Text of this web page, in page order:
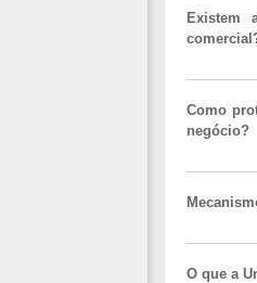
Existem
Como
negócio?
O que a